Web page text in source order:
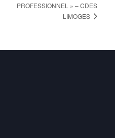
PROFESSIONNEL » – CDES
LIMOGES